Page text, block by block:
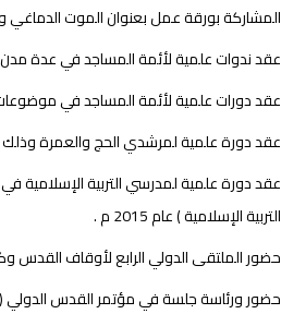
المشاركة بورقة عمل بعنوان الموت الدماغي
عقد ندوات علمية لأئمة المساجد في عدة مدن
عقد دورات علمية لأئمة المساجد في موضوعات الأحوال
عقد دورة علمية لمرشدي الحج والعمرة وذلك عام
التربية الإسلامية ) عام 2015 م .
حضور الملتقى الدولي الرابع لأوقاف القدس
حضور ورئاسة جلسة في مؤتمر القدس الدولي (